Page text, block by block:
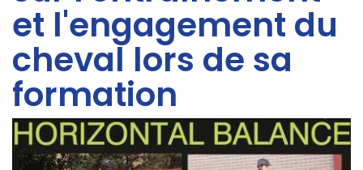
et l'engagement du
cheval lors de sa
formation